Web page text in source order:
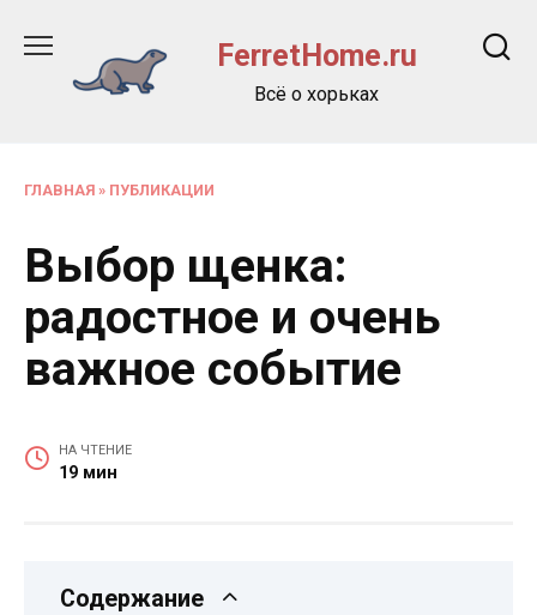
содержанию
FerretHome.ru
Всё о хорьках
ГЛАВНАЯ » ПУБЛИКАЦИИ
Выбор щенка:
радостное и очень
важное событие
НА ЧТЕНИЕ
19 мин
Содержание